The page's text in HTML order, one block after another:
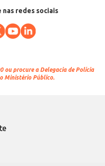
nas redes sociais
ou procure a Delegacia de Polícia
Ministério Público.